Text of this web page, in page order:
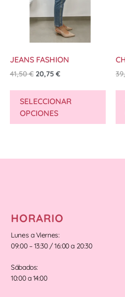
JEANS FASHION
41,50€ 20,75 €
SELECCIONAR
OPCIONES
HORARIO
Lunes a Viernes:
09:00 – 13:30 / 16:00 a 20:30
Sábados:
10:00 a 14:00